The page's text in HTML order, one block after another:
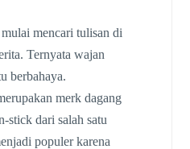
mencari tulisan di
Ternyata wajan
berbahaya.
merk dagang
stick dari salah satu
populer karena